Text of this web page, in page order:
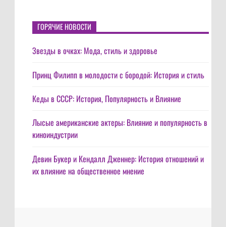
ГОРЯЧИЕ НОВОСТИ
Звезды в очках: Мода, стиль и здоровье
Принц Филипп в молодости с бородой: История и стиль
Кеды в СССР: История, Популярность и Влияние
Лысые американские актеры: Влияние и популярность в
киноиндустрии
Девин Букер и Кендалл Дженнер: История отношений и
их влияние на общественное мнение